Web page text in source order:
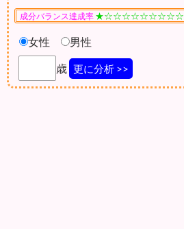
成分バランス達成率 ★☆☆☆☆☆☆☆☆☆
女性 男性
歳 更に分析 >>